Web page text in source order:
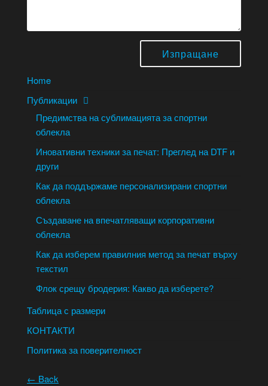
Home
Публикации
Предимства на сублимацията за спортни
облекла
Иновативни техники за печат: Преглед на DTF и
други
Как да поддържаме персонализирани спортни
облекла
Създаване на впечатляващи корпоративни
облекла
Как да изберем правилния метод за печат върху
текстил
Флок срещу бродерия: Какво да изберете?
Таблица с размери
КОНТАКТИ
Политика за поверителност
← Back